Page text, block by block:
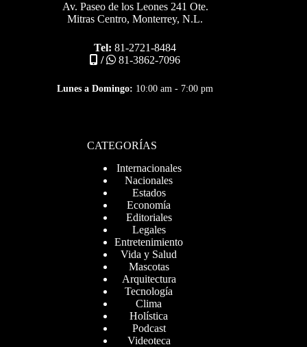
Av. Paseo de los Leones 241 Ote.
Mitras Centro, Monterrey, N.L.
Tel: 81-2721-8484
/
81-3862-7096
Lunes a Domingo: 10:00 am - 7:00 pm
CATEGORÍAS
Internacionales
Nacionales
Estados
Economía
Editoriales
Legales
Entretenimiento
Vida y Salud
Mascotas
Arquitectura
Tecnología
Clima
Holística
Podcast
Videoteca